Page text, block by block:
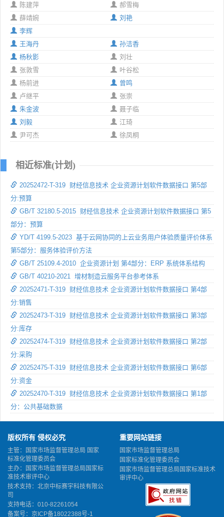
陈建萍
郝雪梅
薛靖婉
刘艳
李辉
王海丹
孙洁香
杨秋影
刘壮
张敦雪
叶谷松
杨前进
曾鸣
卢继平
张崇
朱金波
聂子临
刘毅
江琦
尹可杰
徐凤桐
相近标准(计划)
20252472-T-319 财经信息技术 企业资源计划软件数据接口 第5部
分:预算
GB/T 32180.5-2015 财经信息技术 企业资源计划软件数据接口 第5
部分：预算
YD/T 4199.5-2023 基于云网协同的上云业务用户体验质量评价体系
第5部分：服务体验评价方法
GB/T 25109.4-2010 企业资源计划 第4部分：ERP 系统体系结构
GB/T 40210-2021 增材制造云服务平台参考体系
20252471-T-319 财经信息技术 企业资源计划软件数据接口 第4部
分:销售
20252473-T-319 财经信息技术 企业资源计划软件数据接口 第3部
分:库存
20252474-T-319 财经信息技术 企业资源计划软件数据接口 第2部
分:采购
20252475-T-319 财经信息技术 企业资源计划软件数据接口 第6部
分:资金
20252470-T-319 财经信息技术 企业资源计划软件数据接口 第1部
分：公共基础数据
版权所有 侵权必究
主管：国家市场监督管理总局 国家
标准化管理委员会
主办：国家市场监督管理总局国家标
准技术审评中心
技术支持：北京中标赛宇科技有限公
司
支持电话：010-82261054
备案号： 京ICP备18022388号-1
重要网站链接
国家市场监督管理总局
国家标准化管理委员会
国家市场监督管理总局国家标准技术
审评中心